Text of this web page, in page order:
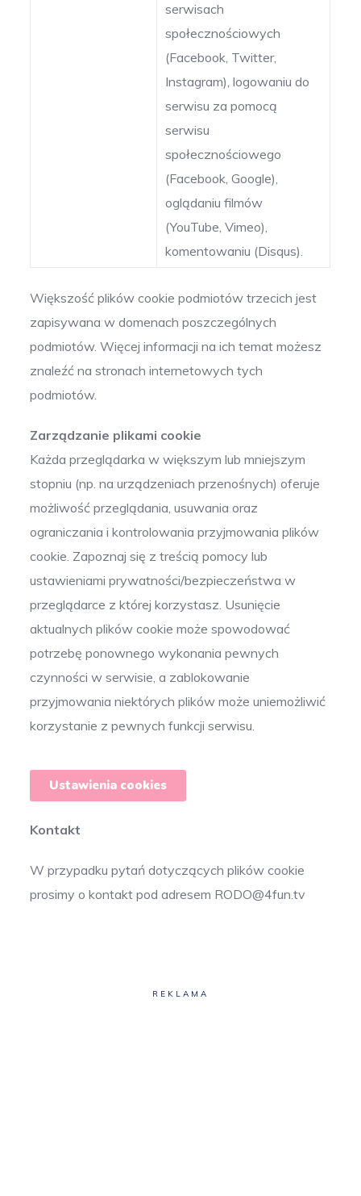
serwisach
społecznościowych
(Facebook, Twitter,
Instagram), logowaniu do
serwisu za pomocą
serwisu
społecznościowego
(Facebook, Google),
oglądaniu filmów
(YouTube, Vimeo),
komentowaniu (Disqus).
Większość plików cookie podmiotów trzecich jest
zapisywana w domenach poszczególnych
podmiotów. Więcej informacji na ich temat możesz
znaleźć na stronach internetowych tych
podmiotów.
Zarządzanie plikami cookie
Każda przeglądarka w większym lub mniejszym
stopniu (np. na urządzeniach przenośnych) oferuje
możliwość przeglądania, usuwania oraz
ograniczania i kontrolowania przyjmowania plików
cookie. Zapoznaj się z treścią pomocy lub
ustawieniami prywatności/bezpieczeństwa w
przeglądarce z której korzystasz. Usunięcie
aktualnych plików cookie może spowodować
potrzebę ponownego wykonania pewnych
czynności w serwisie, a zablokowanie
przyjmowania niektórych plików może uniemożliwić
korzystanie z pewnych funkcji serwisu.
Ustawienia cookies
Kontakt
W przypadku pytań dotyczących plików cookie
prosimy o kontakt pod adresem RODO@4fun.tv
REKLAMA